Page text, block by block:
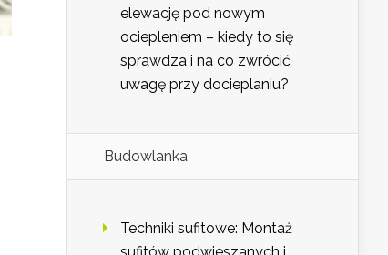
elewację pod nowym
ociepleniem – kiedy to się
sprawdza i na co zwrócić
uwagę przy docieplaniu?
Budowlanka
Techniki sufitowe: Montaż